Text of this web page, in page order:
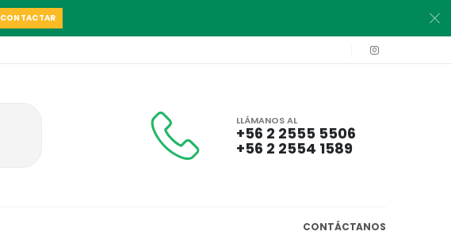
CONTACTAR
LLÁMANOS AL
+56 2 2555 5506
+56 2 2554 1589
CONTÁCTANOS